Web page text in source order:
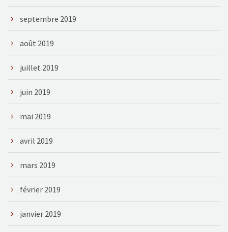
septembre 2019
août 2019
juillet 2019
juin 2019
mai 2019
avril 2019
mars 2019
février 2019
janvier 2019